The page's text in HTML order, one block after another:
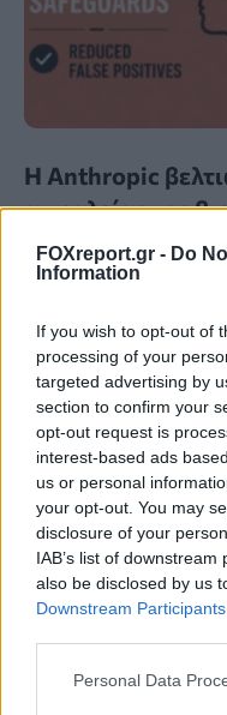
FOXreport.gr - Do
Information
If you wish to opt-out of
processing of your
targeted advertising by
section to confirm your
opt-out request is
interest-based ads
us or personal
your opt-out. You may
disclosure of your
IAB’s list of
also be disclosed by us
Downstream Participants
Personal Data
Η Anthropic
ασφαλείας της
5 για τη μείωση
αποτελεσμάτων
ΤΕΧΝΟΛΟΓΊΑ